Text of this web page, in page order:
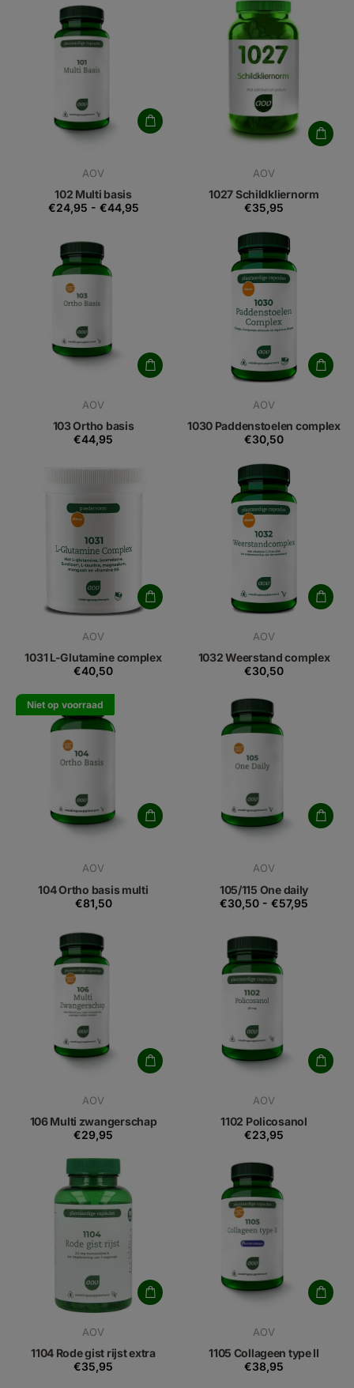
AOV
102 Multi basis
€24,95 - €44,95
AOV
1027 Schildkliernorm
€35,95
AOV
103 Ortho basis
€44,95
AOV
1030 Paddenstoelen complex
€30,50
AOV
1031 L-Glutamine complex
€40,50
AOV
1032 Weerstand complex
€30,50
Niet op voorraad
AOV
104 Ortho basis multi
€81,50
AOV
105/115 One daily
€30,50 - €57,95
AOV
106 Multi zwangerschap
€29,95
AOV
1102 Policosanol
€23,95
AOV
1104 Rode gist rijst extra
€35,95
AOV
1105 Collageen type II
€38,95